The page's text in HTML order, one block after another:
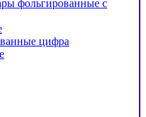
фольгированные с
цифра